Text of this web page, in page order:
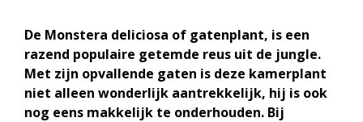
De Monstera deliciosa of gatenplant, is een
razend populaire getemde reus uit de jungle.
Met zijn opvallende gaten is deze kamerplant
niet alleen wonderlijk aantrekkelijk, hij is ook
nog eens makkelijk te onderhouden. Bij